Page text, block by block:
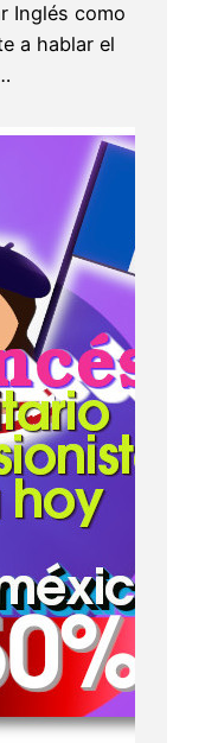
Inglés como
a hablar el